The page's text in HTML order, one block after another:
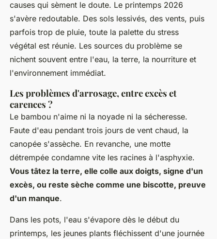
causes qui sèment le doute. Le printemps 2026
s'avère redoutable. Des sols lessivés, des vents, puis
parfois trop de pluie, toute la palette du stress
végétal est réunie. Les sources du problème se
nichent souvent entre l'eau, la terre, la nourriture et
l'environnement immédiat.
Les problèmes d'arrosage, entre excès et
carences ?
Le bambou n'aime ni la noyade ni la sécheresse.
Faute d'eau pendant trois jours de vent chaud, la
canopée s'assèche. En revanche, une motte
détrempée condamne vite les racines à l'asphyxie.
Vous tâtez la terre, elle colle aux doigts, signe d'un
excès, ou reste sèche comme une biscotte, preuve
d'un manque.
Dans les pots, l'eau s'évapore dès le début du
printemps, les jeunes plants fléchissent d'une journée